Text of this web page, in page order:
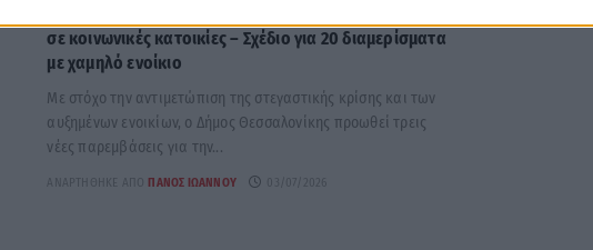
σε κοινωνικές κατοικίες – Σχέδιο για 20 διαμερίσματα
με χαμηλό ενοίκιο
Με στόχο την αντιμετώπιση της στεγαστικής κρίσης και των
αυξημένων ενοικίων, ο Δήμος Θεσσαλονίκης προωθεί τρεις
νέες παρεμβάσεις για την...
ΑΝΑΡΤΉΘΗΚΕ ΑΠΌ ΠΆΝΟΣ ΙΩΆΝΝΟΥ 03/07/2026